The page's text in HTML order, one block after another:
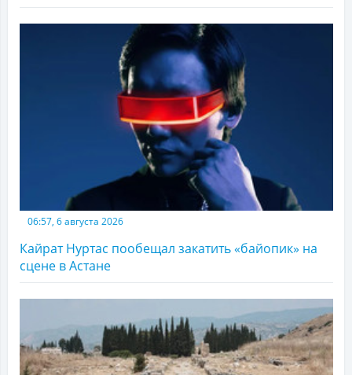
06:57, 6 августа 2026
Кайрат Нуртас пообещал закатить «байопик» на
сцене в Астане